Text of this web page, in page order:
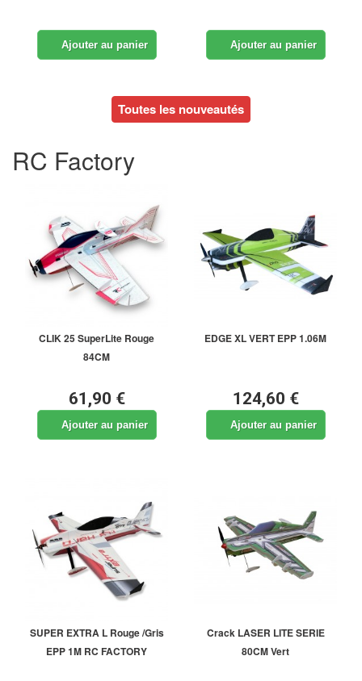
Ajouter au panier Ajouter au panier
Toutes les nouveautés
RC Factory
CLIK 25 SuperLite Rouge
84CM
61,90 €
Ajouter au panier
EDGE XL VERT EPP 1.06M
124,60 €
Ajouter au panier
SUPER EXTRA L Rouge /Gris
EPP 1M RC FACTORY
Crack LASER LITE SERIE
80CM Vert